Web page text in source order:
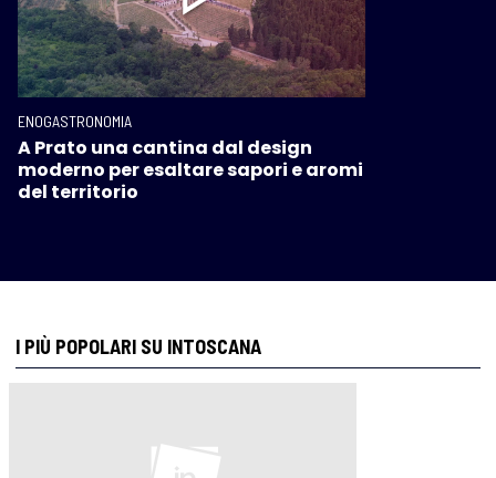
ENOGASTRONOMIA
A Prato una cantina dal design
moderno per esaltare sapori e aromi
del territorio
I PIÙ POPOLARI SU INTOSCANA